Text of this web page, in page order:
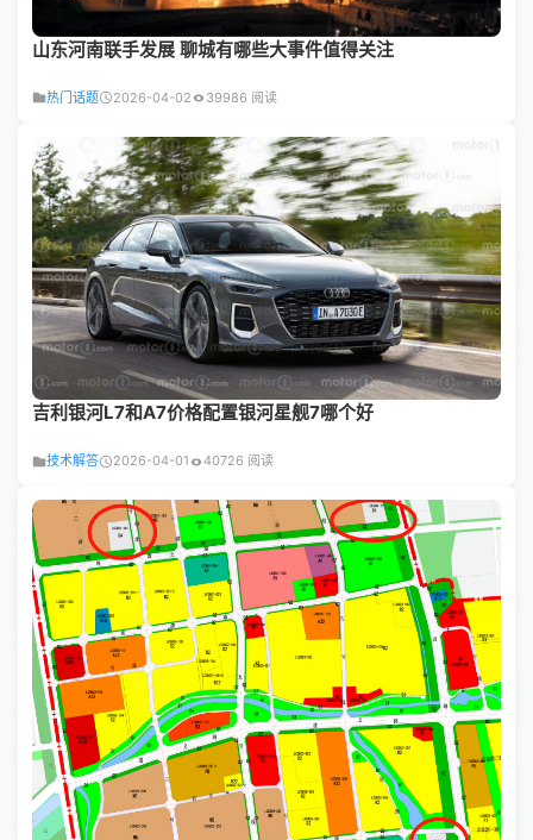
山东河南联手发展 聊城有哪些大事件值得关注
热门话题 2026-04-02 39986 阅读
吉利银河L7和A7价格配置银河星舰7哪个好
技术解答 2026-04-01 40726 阅读